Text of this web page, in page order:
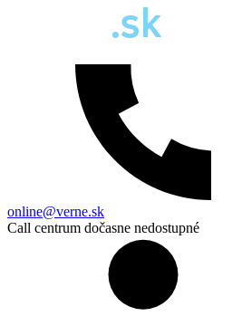
online@verne.sk
Call centrum dočasne nedostupné